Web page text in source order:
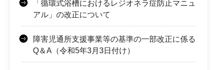
「循環式浴槽におけるレジオネラ症防止マニュ
アル」の改正について
障害児通所支援事業等の基準の一部改正に係る
Q＆A（令和5年3月3日付け）